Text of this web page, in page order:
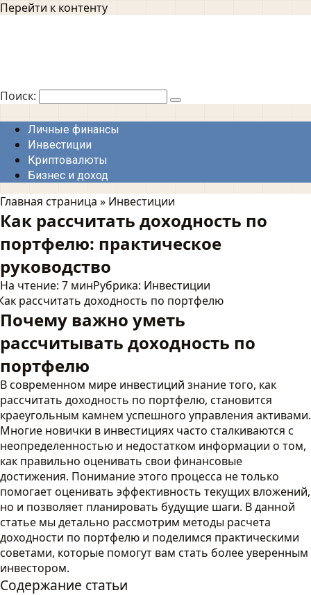
Перейти к контенту
Поиск:
Личные финансы
Инвестиции
Криптовалюты
Бизнес и доход
Главная страница » Инвестиции
Как рассчитать доходность по
портфелю: практическое
руководство
На чтение: 7 минРубрика: Инвестиции
Почему важно уметь
рассчитывать доходность по
портфелю
В современном мире инвестиций знание того, как
рассчитать доходность по портфелю, становится
краеугольным камнем успешного управления активами.
Многие новички в инвестициях часто сталкиваются с
неопределенностью и недостатком информации о том,
как правильно оценивать свои финансовые
достижения. Понимание этого процесса не только
помогает оценивать эффективность текущих вложений,
но и позволяет планировать будущие шаги. В данной
статье мы детально рассмотрим методы расчета
доходности по портфелю и поделимся практическими
советами, которые помогут вам стать более уверенным
инвестором.
Содержание статьи